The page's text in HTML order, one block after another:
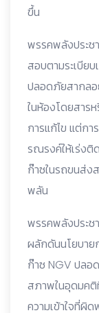
ขึ้น
พรรคพลังประช
สอบตามระเบีย
ปลอดภัยสากลอ
ในห้องโดยสาร
การแก้ไข แต่ก
รณรงค์ให้เร่งติ
ก๊าซในรถขนส่ง
พลัน
พรรคพลังประช
ผลักดันนโยบาย
ก๊าซ NGV ปลอ
สภาพในอุดมคติ
ความเข้าใจที่ผิ